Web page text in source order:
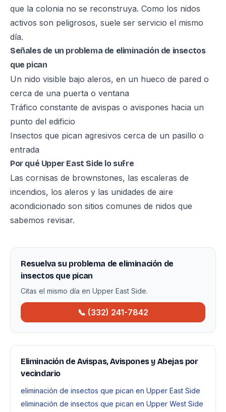
que la colonia no se reconstruya. Como los nidos
activos son peligrosos, suele ser servicio el mismo
día.
Señales de un problema de eliminación de insectos
que pican
Un nido visible bajo aleros, en un hueco de pared o
cerca de una puerta o ventana
Tráfico constante de avispas o avispones hacia un
punto del edificio
Insectos que pican agresivos cerca de un pasillo o
entrada
Por qué Upper East Side lo sufre
Las cornisas de brownstones, las escaleras de
incendios, los aleros y las unidades de aire
acondicionado son sitios comunes de nidos que
sabemos revisar.
Resuelva su problema de eliminación de
insectos que pican
Citas el mismo día en Upper East Side.
📞 (332) 241-7842
Eliminación de Avispas, Avispones y Abejas por
vecindario
eliminación de insectos que pican en Upper East Side
eliminación de insectos que pican en Upper West Side